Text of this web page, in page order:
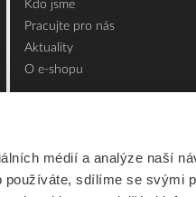
médií a analýze naší
sdílíme se svými
Kdo jsme
Pracujte pro nás
Aktuality
O e-shopu